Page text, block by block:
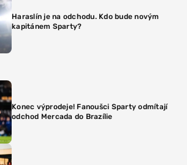
Haraslín je na odchodu. Kdo bude novým
kapitánem Sparty?
Konec výprodeje! Fanoušci Sparty odmítají
odchod Mercada do Brazílie